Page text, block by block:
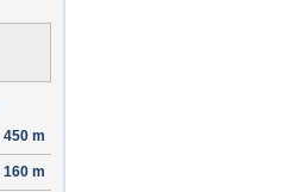
450 m
160 m